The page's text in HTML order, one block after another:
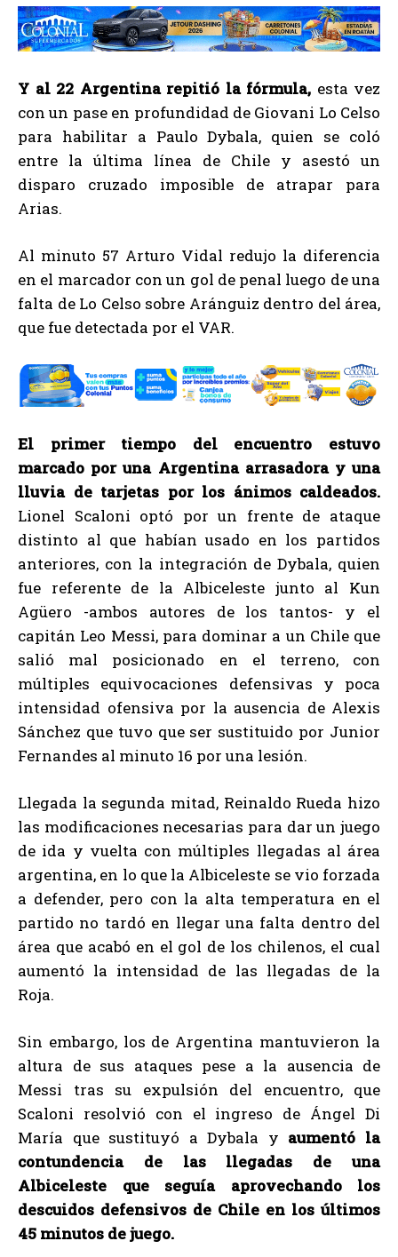
Y al 22 Argentina repitió la fórmula, esta vez
con un pase en profundidad de Giovani Lo Celso
para habilitar a Paulo Dybala, quien se coló
entre la última línea de Chile y asestó un
disparo cruzado imposible de atrapar para
Arias.
Al minuto 57 Arturo Vidal redujo la diferencia
en el marcador con un gol de penal luego de una
falta de Lo Celso sobre Aránguiz dentro del área,
que fue detectada por el VAR.
El primer tiempo del encuentro estuvo
marcado por una Argentina arrasadora y una
lluvia de tarjetas por los ánimos caldeados.
Lionel Scaloni optó por un frente de ataque
distinto al que habían usado en los partidos
anteriores, con la integración de Dybala, quien
fue referente de la Albiceleste junto al Kun
Agüero -ambos autores de los tantos- y el
capitán Leo Messi, para dominar a un Chile que
salió mal posicionado en el terreno, con
múltiples equivocaciones defensivas y poca
intensidad ofensiva por la ausencia de Alexis
Sánchez que tuvo que ser sustituido por Junior
Fernandes al minuto 16 por una lesión.
Llegada la segunda mitad, Reinaldo Rueda hizo
las modificaciones necesarias para dar un juego
de ida y vuelta con múltiples llegadas al área
argentina, en lo que la Albiceleste se vio forzada
a defender, pero con la alta temperatura en el
partido no tardó en llegar una falta dentro del
área que acabó en el gol de los chilenos, el cual
aumentó la intensidad de las llegadas de la
Roja.
Sin embargo, los de Argentina mantuvieron la
altura de sus ataques pese a la ausencia de
Messi tras su expulsión del encuentro, que
Scaloni resolvió con el ingreso de Ángel Di
María que sustituyó a Dybala y aumentó la
contundencia de las llegadas de una
Albiceleste que seguía aprovechando los
descuidos defensivos de Chile en los últimos
45 minutos de juego.